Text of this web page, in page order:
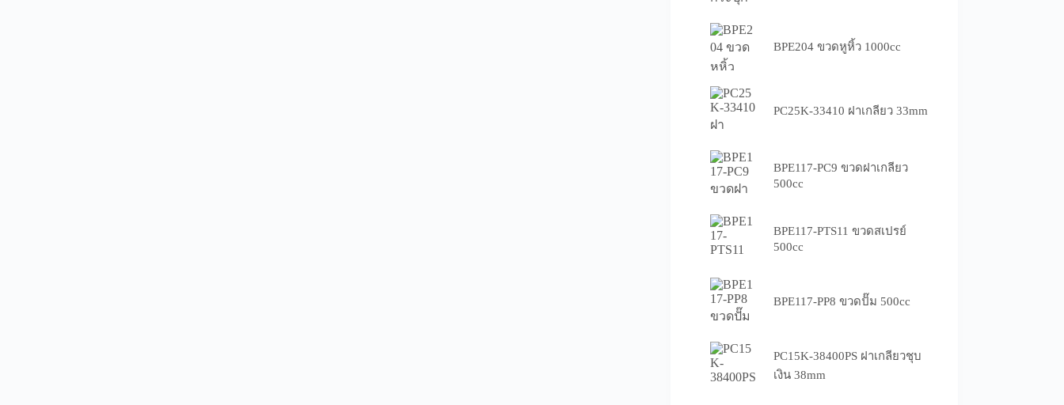
BPE204 ขวดหูหิ้ว 1000cc
PC25K-33410 ฝาเกลียว 33mm
BPE117-PC9 ขวดฝาเกลียว
500cc
BPE117-PTS11 ขวดสเปรย์
500cc
BPE117-PP8 ขวดปั๊ม 500cc
PC15K-38400PS ฝาเกลียวชุบ
เงิน 38mm